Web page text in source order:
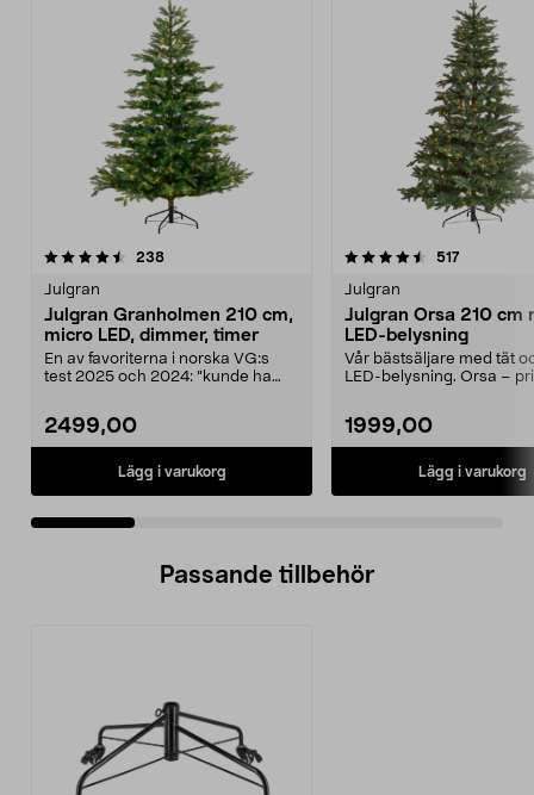
238recensioner
Julgran
Julgran Granholmen 210 cm,
micro LED, dimmer, timer
En av favoriterna i norska VG:s
test 2025 och 2024: ”kunde ha
2499,00
Lägg i varukorg
4.5 av 5 stjärnor 517
Julgran
Julgran Orsa 210 cm
LED-belysning
Vår bästsäljare med tät
LED-belysning. Orsa –
1999,00
Lägg i varukorg
4.5 av 5 stjärnor
Passande tillbehör